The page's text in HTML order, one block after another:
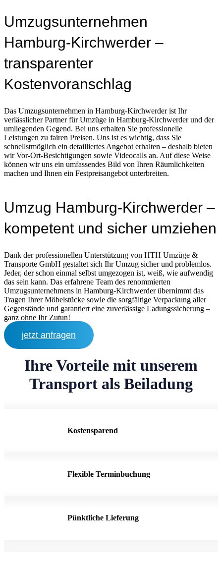
Umzugsunternehmen
Hamburg-Kirchwerder –
transparenter
Kostenvoranschlag
Das Umzugsunternehmen in Hamburg-Kirchwerder ist Ihr
verlässlicher Partner für Umzüge in Hamburg-Kirchwerder und der
umliegenden Gegend. Bei uns erhalten Sie professionelle
Leistungen zu fairen Preisen. Uns ist es wichtig, dass Sie
schnellstmöglich ein detailliertes Angebot erhalten – deshalb bieten
wir Vor-Ort-Besichtigungen sowie Videocalls an. Auf diese Weise
können wir uns ein umfassendes Bild von Ihren Räumlichkeiten
machen und Ihnen ein Festpreisangebot unterbreiten.
Umzug Hamburg-Kirchwerder –
kompetent und sicher umziehen
Dank der professionellen Unterstützung von HTH Umzüge &
Transporte GmbH gestaltet sich Ihr Umzug sicher und problemlos.
Jeder, der schon einmal selbst umgezogen ist, weiß, wie aufwendig
das sein kann. Das erfahrene Team des renommierten
Umzugsunternehmens in Hamburg-Kirchwerder übernimmt das
Tragen Ihrer Möbelstücke sowie die sorgfältige Verpackung aller
Gegenstände und garantiert eine zuverlässige Ladungssicherung –
ganz ohne Ihr Zutun!
jetzt anfragen
Ihre Vorteile mit unserem
Transport als Beiladung
Kostensparend
Flexible Terminbuchung
Pünktliche Lieferung